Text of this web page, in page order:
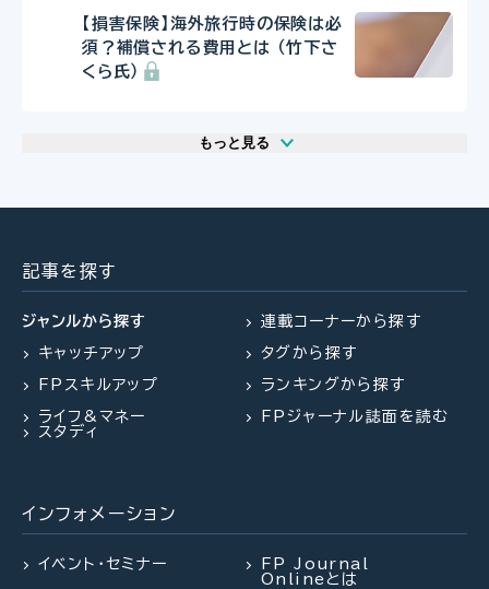
【損害保険】海外旅行時の保険は必
須？補償される費用とは （竹下さ
くら氏）
もっと見る
したい！老後資金は大丈夫？
FPトレンドウォッチ
飛行機搭乗時の新ルール
FP・専門家に聞く
【不動産調査】建物の建築可否を左
右する、道路、ライフライン、法令制
と株価評価・特例措置の行方(山田
&パートナーズ 宇田川氏、金沢
氏、西内氏)
FPトレンドウォッチ 2026.07.27
夏休み中の子どものランチ、負担を
え・リノベがより円滑に
FPトレンドウォッチ
ルが大幅変更
FPトレンドウォッチ
熱中症や水辺の事故……夏のアク
シデントに民間保険は使えるの
記事を探す
ジャンルから探す
キャッチアップ
FPスキルアップ
ライフ&マネー
スタディ
連載コーナーから探す
タグから探す
ランキングから探す
FPジャーナル誌面を読む
インフォメーション
イベント・セミナー
FP Journal
Onlineとは